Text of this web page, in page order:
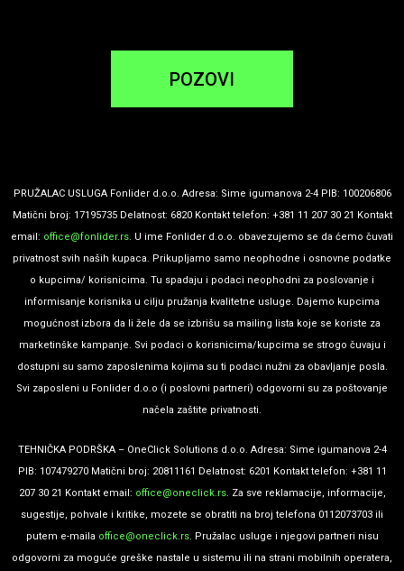
POZOVI
PRUŽALAC USLUGA Fonlider d.o.o. Adresa: Sime igumanova 2-4 PIB: 100206806
Matični broj: 17195735 Delatnost: 6820 Kontakt telefon: +381 11 207 30 21 Kontakt
email: office@fonlider.rs. U ime Fonlider d.o.o. obavezujemo se da ćemo čuvati
privatnost svih naših kupaca. Prikupljamo samo neophodne i osnovne podatke
o kupcima/ korisnicima. Tu spadaju i podaci neophodni za poslovanje i
informisanje korisnika u cilju pružanja kvalitetne usluge. Dajemo kupcima
mogućnost izbora da li žele da se izbrišu sa mailing lista koje se koriste za
marketinške kampanje. Svi podaci o korisnicima/kupcima se strogo čuvaju i
dostupni su samo zaposlenima kojima su ti podaci nužni za obavljanje posla.
Svi zaposleni u Fonlider d.o.o (i poslovni partneri) odgovorni su za poštovanje
načela zaštite privatnosti.
TEHNIČKA PODRŠKA – OneClick Solutions d.o.o. Adresa: Sime igumanova 2-4
PIB: 107479270 Matični broj: 20811161 Delatnost: 6201 Kontakt telefon: +381 11
207 30 21 Kontakt email: office@oneclick.rs. Za sve reklamacije, informacije,
sugestije, pohvale i kritike, mozete se obratiti na broj telefona 0112073703 ili
putem e-maila office@oneclick.rs. Pružalac usluge i njegovi partneri nisu
odgovorni za moguće greške nastale u sistemu ili na strani mobilnih operatera,